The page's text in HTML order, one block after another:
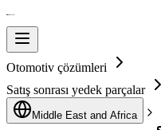
Otomotiv çözümleri
Satış sonrası yedek parçalar
Middle East and Africa